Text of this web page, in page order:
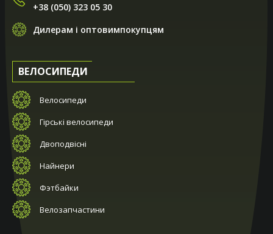
+38 (050) 323 05 30
Дилерам і оптовимпокупцям
ВЕЛОСИПЕДИ
Велосипеди
Гірські велосипеди
Двоподвісні
Найнери
Фэтбайки
Велозапчастини